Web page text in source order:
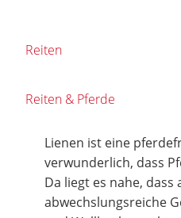
Reiten
Reiten & Pferde
Lienen ist eine
verwunderlich, dass
Da liegt es nahe,
abwechslungsreiche